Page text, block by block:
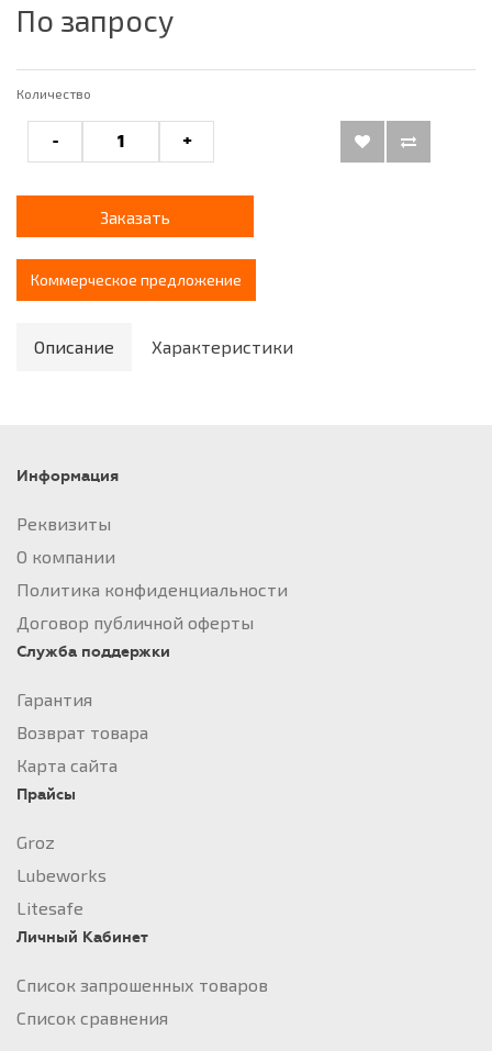
По запросу
Количество
- +
Заказать
Коммерческое предложение
Описание Характеристики
Информация
Реквизиты
О компании
Политика конфиденциальности
Договор публичной оферты
Служба поддержки
Гарантия
Возврат товара
Карта сайта
Прайсы
Groz
Lubeworks
Litesafe
Личный Кабинет
Список запрошенных товаров
Список сравнения